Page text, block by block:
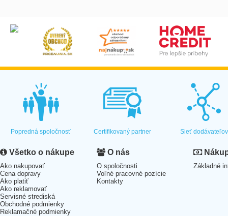
Popredná spoločnosť Certifikovaný partner Sieť dodávateľov
Všetko o nákupe
Ako nakupovať
Cena dopravy
Ako platiť
Ako reklamovať
Servisné strediská
Obchodné podmienky
Reklamačné podmienky
O nás
O spoločnosti
Voľné pracovné pozície
Kontakty
Základné